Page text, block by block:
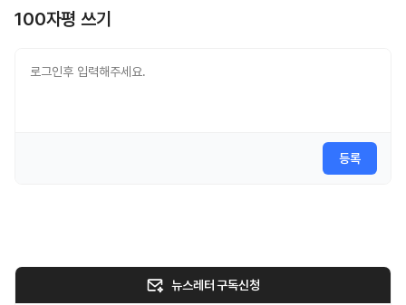
100자평 쓰기
등록
뉴스레터 구독신청